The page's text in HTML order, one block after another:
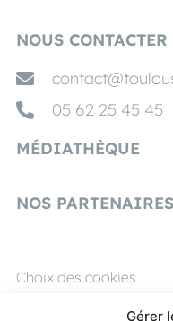
Gérer
NOUS CONTACTER
05 62 25 45 45
MÉDIATHÈQUE
NOS PARTENAIRES
Choix des cookies
Mentions légales